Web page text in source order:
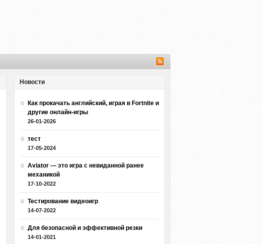
Новости
Как прокачать английский, играя в Fortnite и
другие онлайн-игры
26-01-2026
тест
17-05-2024
Aviator — это игра с невиданной ранее
механикой
17-10-2022
Тестирование видеоигр
14-07-2022
Для безопасной и эффективной резки
14-01-2021